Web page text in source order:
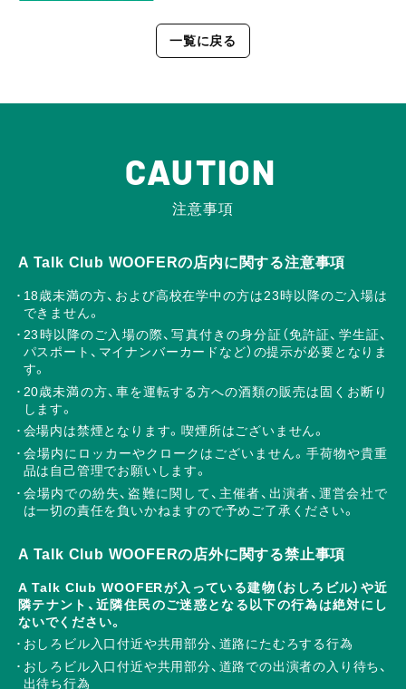
一覧に戻る
CAUTION
注意事項
A Talk Club WOOFERの店内に関する注意事項
18歳未満の方、および高校在学中の方は23時以降のご入場は
できません。
23時以降のご入場の際、写真付きの身分証（免許証、学生証、
パスポート、マイナンバーカードなど）の提示が必要となりま
す。
20歳未満の方、車を運転する方への酒類の販売は固くお断り
します。
会場内は禁煙となります。喫煙所はございません。
会場内にロッカーやクロークはございません。手荷物や貴重
品は自己管理でお願いします。
会場内での紛失、盗難に関して、主催者、出演者、運営会社で
は一切の責任を負いかねますので予めご了承ください。
A Talk Club WOOFERの店外に関する禁止事項
A Talk Club WOOFERが入っている建物（おしろビル）や近
隣テナント、近隣住民のご迷惑となる以下の行為は絶対にし
ないでください。
おしろビル入口付近や共用部分、道路にたむろする行為
おしろビル入口付近や共用部分、道路での出演者の入り待ち、
出待ち行為